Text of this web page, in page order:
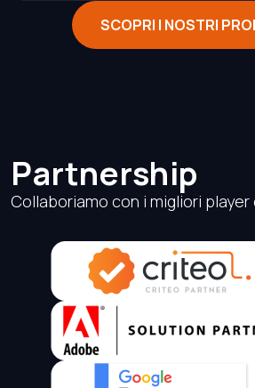
SCOPRI I NOSTRI
Partnership
Collaboriamo con i migliori